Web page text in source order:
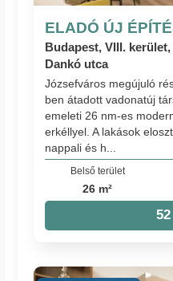
ELADÓ ÚJ
Budapest, VIII.
Dankó utca
Józsefváros megújuló
ben átadott vadonatúj
emeleti 26 nm-es
erkéllyel. A lakások
nappali és h...
Belső terület
26 m²